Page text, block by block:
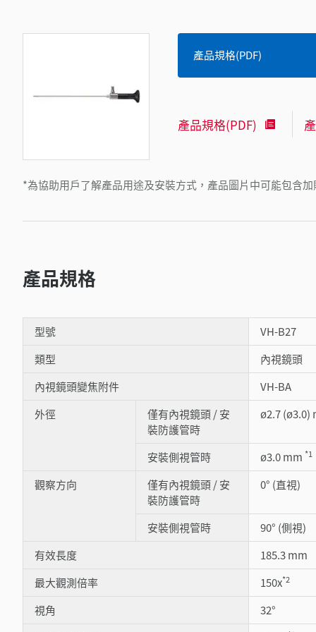
*為協助用戶了解產品用途及安裝方式，產品圖片中可能包含加
產品規格(PDF)
產品規格(PDF)
產品規格
型號
VH-B27
類型
內視鏡頭
內視鏡頭變焦附件
VH-BA
外徑
僅有內視鏡頭 / 安
裝防護管時
ø2.7 (ø3.0)
安裝側視管時 ø3.0 mm *1
觀察方向
僅有內視鏡頭 / 安
裝防護管時
0° (直視)
安裝側視管時
90° (側視)
有效長度
185.3 mm
最大觀測倍率
150x*2
視角
32°